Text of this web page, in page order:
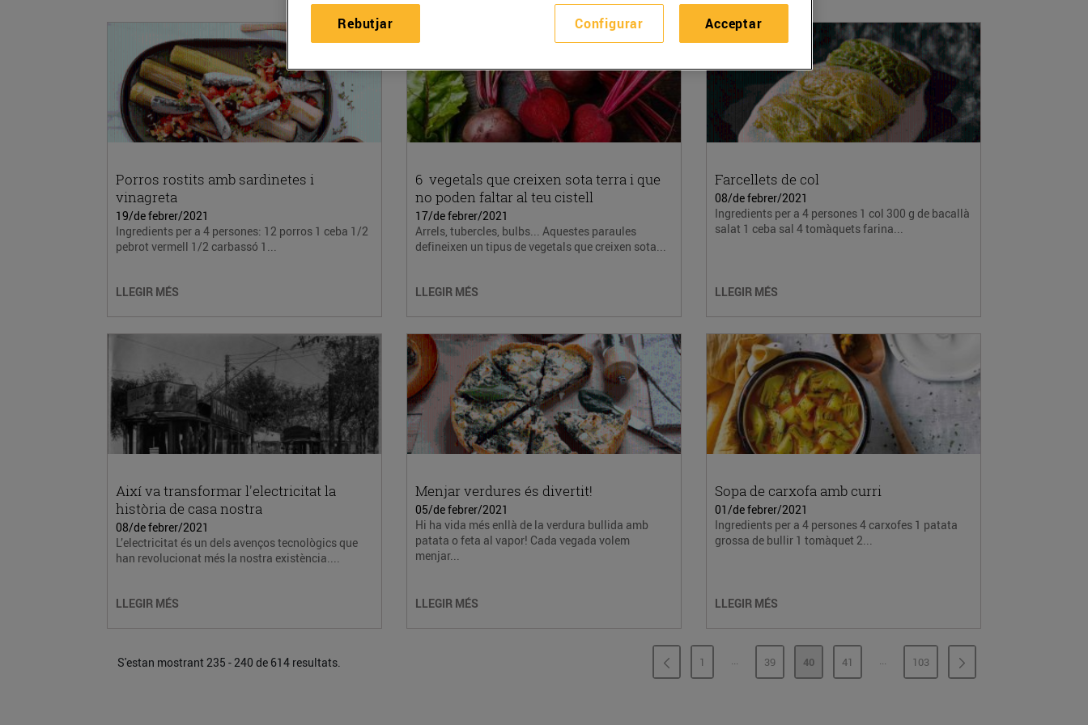
Porros rostits amb sardinetes i
vinagreta
19/de febrer/2021
Ingredients per a 4 persones: 12 porros 1 ceba 1/2
pebrot vermell 1/2 carbassó 1...
LLEGIR MÉS
6 vegetals que creixen sota terra i que
no poden faltar al teu cistell
17/de febrer/2021
Arrels, tubercles, bulbs... Aquestes paraules
defineixen un tipus de vegetals que creixen sota...
LLEGIR MÉS
Farcellets de col
08/de febrer/2021
Ingredients per a 4 persones 1 col 300 g de bacallà
salat 1 ceba sal 4 tomàquets farina...
LLEGIR MÉS
Així va transformar l'electricitat la
història de casa nostra
08/de febrer/2021
L’electricitat és un dels avenços tecnològics que
han revolucionat més la nostra existència....
LLEGIR MÉS
Menjar verdures és divertit!
05/de febrer/2021
Hi ha vida més enllà de la verdura bullida amb
patata o feta al vapor! Cada vegada volem
menjar...
LLEGIR MÉS
Sopa de carxofa amb curri
01/de febrer/2021
Ingredients per a 4 persones 4 carxofes 1 patata
grossa de bullir 1 tomàquet 2...
LLEGIR MÉS
S'estan mostrant 235 - 240 de 614 resultats. PÀGINA
1 ...PÀGINES INTERMÈDIES
PÀGINA
39 PÀGINA
40 PÀGINA
41 ...PÀGINES INTERMÈDIES
PÀGINA
103
Configurar
Rebutjar Acceptar